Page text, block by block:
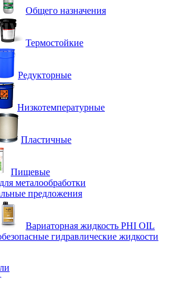
Общего назначения
Термостойкие
Редукторные
Низкотемпературные
Пластичные
Пищевые
металообработки
предложения
Вариаторная жидкость PHI OIL
гидравлические жидкости